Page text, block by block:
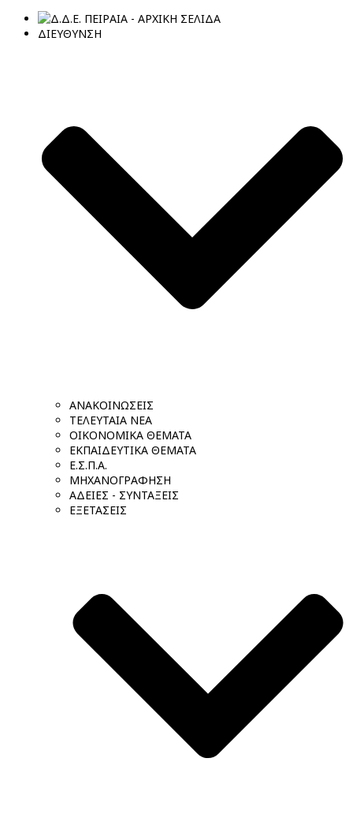
ΔΙΕΥΘΥΝΣΗ
ΑΝΑΚΟΙΝΩΣΕΙΣ
ΤΕΛΕΥΤΑΙΑ ΝΕΑ
ΟΙΚΟΝΟΜΙΚΑ ΘΕΜΑΤΑ
ΕΚΠΑΙΔΕΥΤΙΚΑ ΘΕΜΑΤΑ
Ε.Σ.Π.Α.
ΜΗΧΑΝΟΓΡΑΦΗΣΗ
ΑΔΕΙΕΣ - ΣΥΝΤΑΞΕΙΣ
ΕΞΕΤΑΣΕΙΣ